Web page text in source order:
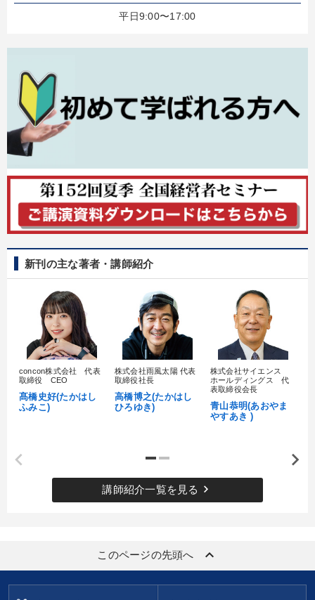
148回夏季大会
【12月】音声・映像
歴史・古典に学ぶ実務講話 【5月】音声・映像
全国経営者セミナー収録〈売れ筋・人気〉音声＆動画20選
仕事のスキルと人間力を高める知恵を身につける
最新トレンドと時代の潮流を押さえる 音声と動画で学ぶ
井上和弘の財務力UP
経営を改善したい 財務・数字力の向上
パフォーマンス向上 財務・数字力の向上
後継者に聞かせたい 組織を強化したい
企業成長 賃金制度 生き方の指針 会社を守る
※「更新」を押すと「カテゴリー」「目的別」「キーワード」を更新いただけます。
タグから探す
平日9:00〜17:00
新刊の主な著者・講師紹介
concon株式会社 代表
取締役 CEO
髙橋史好(たかはし
ふみこ)
株式会社雨風太陽 代表
取締役社長
高橋博之(たかはし
ひろゆき)
株式会社サイエンス
ホールディングス 代
表取締役会長
青山恭明(あおやま
やすあき )
講師紹介一覧を見る keyboard_arrow_right
このページの先頭へ keyboard_arrow_up